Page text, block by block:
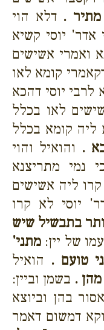
מתיר . דלא הוי
אדר' יוסי קשיא
ואמרי אשישים
קומא לאו
יוסי דהכא
לאו בכלל
ליה קומא בכלל
. והואיל והוי
נמי מתריצנא
ליה אשישים
יוסי לא קרו
בתבשיל שיש
של יין: מתני'
טועם . הואיל
מהן . בשמן וביין:
בהן וביוצא
דמשום דאמר